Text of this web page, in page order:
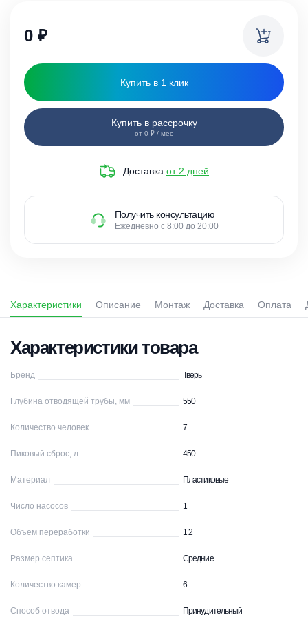
0 ₽
Купить в 1 клик
Купить в рассрочку
от 0 ₽ / мес
Доставка от 2 дней
Получить консультацию
Ежедневно с 8:00 до 20:00
Характеристики Описание Монтаж Доставка Оплата
Характеристики товара
Бренд Тверь
Глубина отводящей трубы, мм 550
Количество человек 7
Пиковый сброс, л 450
Материал Пластиковые
Число насосов 1
Объем переработки 1.2
Размер септика Средние
Количество камер 6
Способ отвода Принудительный